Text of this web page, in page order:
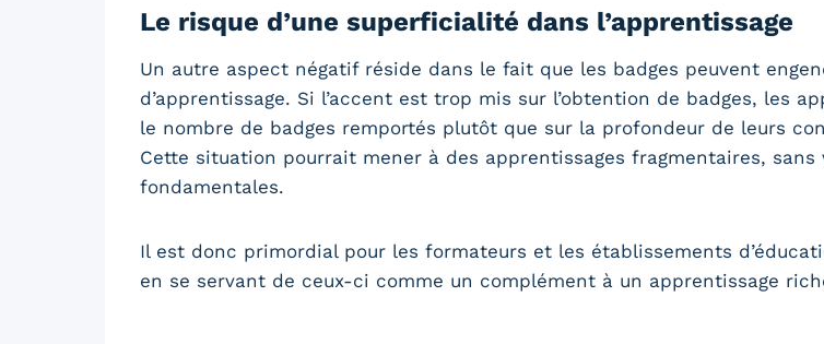
Le risque d’une superficialité dans l’apprentissage
Un autre aspect négatif réside dans le fait que les badges peuvent
d’apprentissage. Si l’accent est trop mis sur l’obtention de badges, les
le nombre de badges remportés plutôt que sur la profondeur de leurs
Cette situation pourrait mener à des apprentissages fragmentaires,
fondamentales.
Il est donc primordial pour les formateurs et les établissements
en se servant de ceux-ci comme un complément à un apprentissage